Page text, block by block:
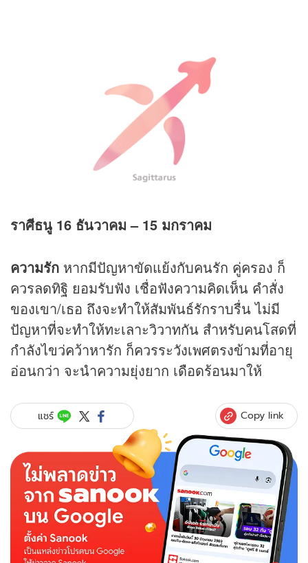
ราศีธนู 16 ธันวาคม – 15 มกราคม
ความรัก หากมีปัญหาขัดแย้งกับคนรัก คู่ครอง ก็
ควรลดทิฐิ ยอมรับฟัง เชื่อฟังความคิดเห็น คำสั่ง
ของเขา/เธอ ถึงจะทำให้สัมพันธ์รักราบรื่น ไม่มี
ปัญหาที่จะทำให้ทะเลาะวิวาทกัน สำหรับคนโสดที่
กำลังไขว่คว้าหารัก ก็ควรระวังเพศตรงข้ามที่อายุ
อ่อนกว่า จะนำความยุ่งยาก เดือดร้อนมาให้
แชร์ Copy link